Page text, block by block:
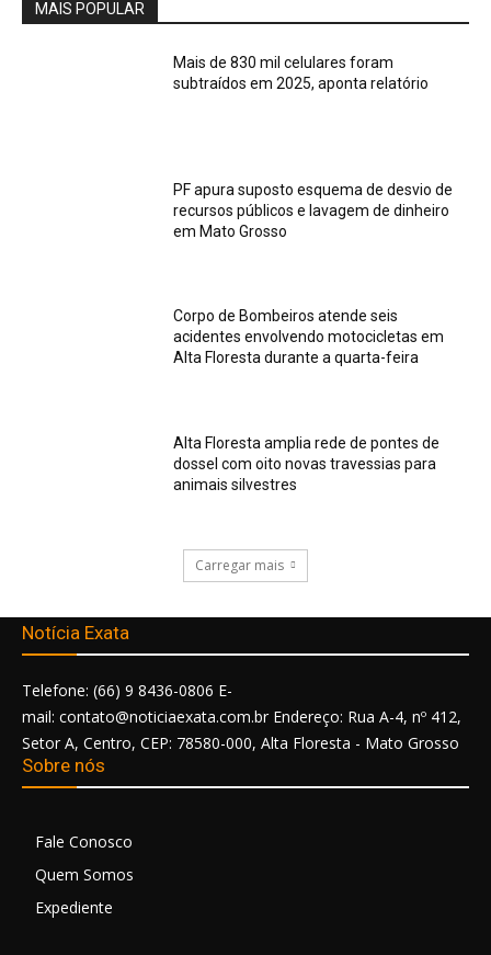
MAIS POPULAR
Mais de 830 mil celulares foram
subtraídos em 2025, aponta relatório
PF apura suposto esquema de desvio de
recursos públicos e lavagem de dinheiro
em Mato Grosso
Corpo de Bombeiros atende seis
acidentes envolvendo motocicletas em
Alta Floresta durante a quarta-feira
Alta Floresta amplia rede de pontes de
dossel com oito novas travessias para
animais silvestres
Carregar mais
Notícia Exata
Telefone: (66) 9 8436-0806 E-
mail: contato@noticiaexata.com.br Endereço: Rua A-4, nº 412,
Setor A, Centro, CEP: 78580-000, Alta Floresta - Mato Grosso
Sobre nós
Fale Conosco
Quem Somos
Expediente